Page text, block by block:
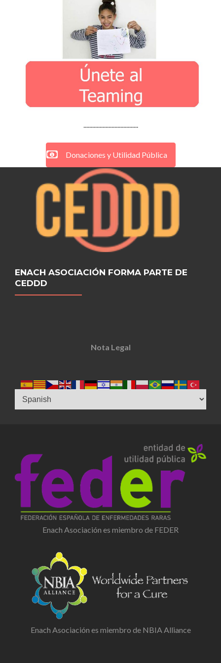
Donaciones y Utilidad Pública
ENACH ASOCIACIÓN FORMA PARTE DE
CEDDD
Nota Legal
Enach Asociación es miembro de FEDER
Enach Asociación es miembro de NBIA Alliance